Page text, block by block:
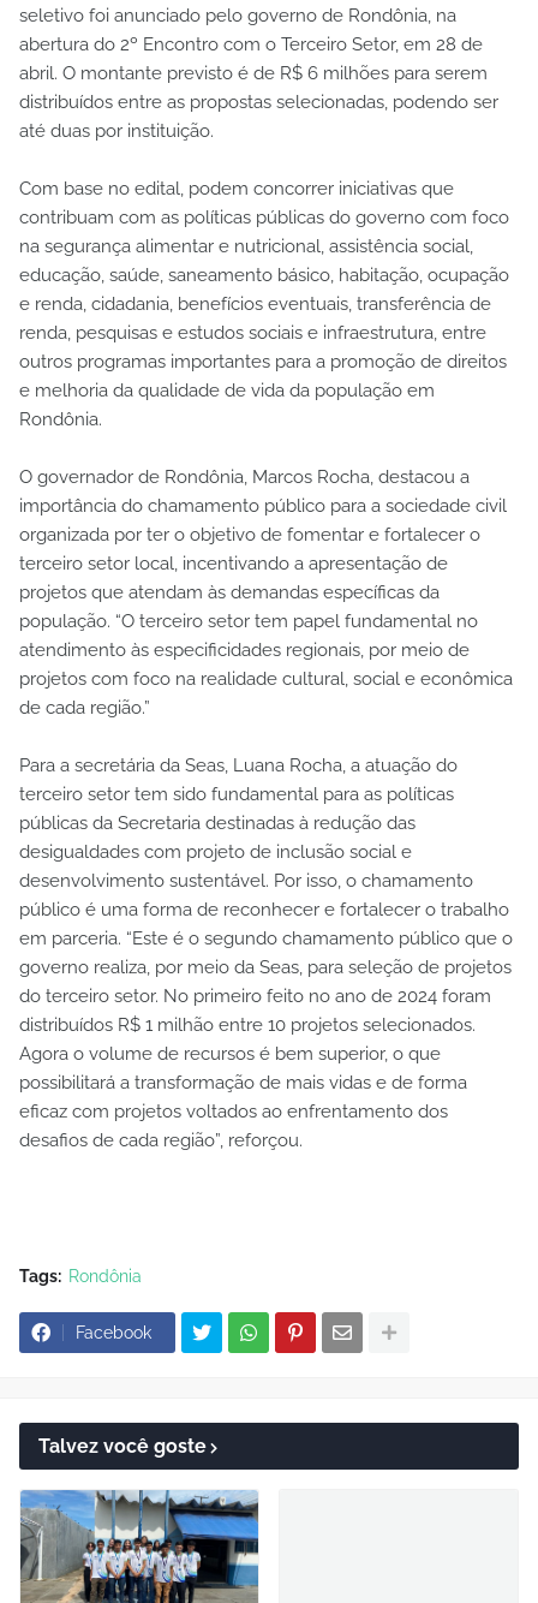
seletivo foi anunciado pelo governo de Rondônia, na
abertura do 2º Encontro com o Terceiro Setor, em 28 de
abril. O montante previsto é de R$ 6 milhões para serem
distribuídos entre as propostas selecionadas, podendo ser
até duas por instituição.
Com base no edital, podem concorrer iniciativas que
contribuam com as políticas públicas do governo com foco
na segurança alimentar e nutricional, assistência social,
educação, saúde, saneamento básico, habitação, ocupação
e renda, cidadania, benefícios eventuais, transferência de
renda, pesquisas e estudos sociais e infraestrutura, entre
outros programas importantes para a promoção de direitos
e melhoria da qualidade de vida da população em
Rondônia.
O governador de Rondônia, Marcos Rocha, destacou a
importância do chamamento público para a sociedade civil
organizada por ter o objetivo de fomentar e fortalecer o
terceiro setor local, incentivando a apresentação de
projetos que atendam às demandas específicas da
população. “O terceiro setor tem papel fundamental no
atendimento às especificidades regionais, por meio de
projetos com foco na realidade cultural, social e econômica
de cada região.”
Para a secretária da Seas, Luana Rocha, a atuação do
terceiro setor tem sido fundamental para as políticas
públicas da Secretaria destinadas à redução das
desigualdades com projeto de inclusão social e
desenvolvimento sustentável. Por isso, o chamamento
público é uma forma de reconhecer e fortalecer o trabalho
em parceria. “Este é o segundo chamamento público que o
governo realiza, por meio da Seas, para seleção de projetos
do terceiro setor. No primeiro feito no ano de 2024 foram
distribuídos R$ 1 milhão entre 10 projetos selecionados.
Agora o volume de recursos é bem superior, o que
possibilitará a transformação de mais vidas e de forma
eficaz com projetos voltados ao enfrentamento dos
desafios de cada região”, reforçou.
Tags: Rondônia
Facebook
Talvez você goste